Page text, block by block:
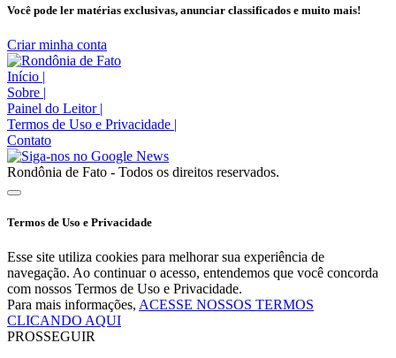
Você pode ler matérias exclusivas, anunciar classificados e muito mais!
Criar minha conta
Início |
Sobre |
Painel do Leitor |
Termos de Uso e Privacidade |
Contato
Rondônia de Fato - Todos os direitos reservados.
Termos de Uso e Privacidade
Esse site utiliza cookies para melhorar sua experiência de
navegação. Ao continuar o acesso, entendemos que você concorda
com nossos Termos de Uso e Privacidade.
Para mais informações, ACESSE NOSSOS TERMOS
CLICANDO AQUI
PROSSEGUIR